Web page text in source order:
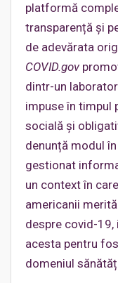
platformă
transparență și
de adevărata
COVID.gov
dintr-un
impuse în timpul
socială și
denunță modul
gestionat
un context în
americanii
despre covid-
acesta pentru
domeniul